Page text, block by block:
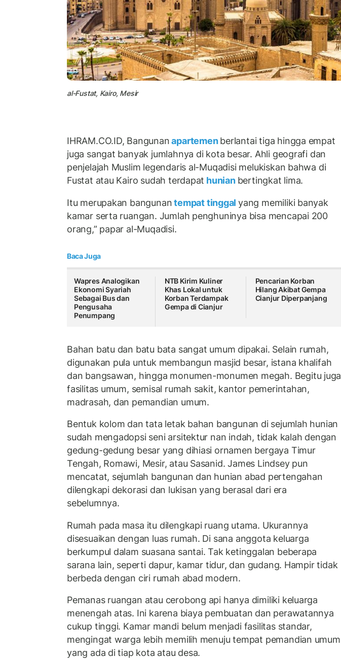
al-Fustat, Kairo, Mesir
IHRAM.CO.ID, Bangunanapartemenberlantai tiga hingga empat
juga sangat banyak jumlahnya di kota besar. Ahli geografi dan
penjelajah Muslim legendaris al-Muqadisi melukiskan bahwa di
Fustat atau Kairo sudah terdapat hunian bertingkat lima.
Itu merupakan bangunantempat tinggalyang memiliki banyak
kamar serta ruangan. Jumlah penghuninya bisa mencapai 200
orang,” papar al-Muqadisi.
Baca Juga
Wapres Analogikan
Ekonomi Syariah
Sebagai Bus dan
Pengusaha
Penumpang
NTB Kirim Kuliner
Khas Lokal untuk
Korban Terdampak
Gempa di Cianjur
Pencarian Korban
Hilang Akibat Gempa
Cianjur Diperpanjang
Bahan batu dan batu bata sangat umum dipakai. Selain rumah,
digunakan pula untuk membangun masjid besar, istana khalifah
dan bangsawan, hingga monumen-monumen megah. Begitu juga
fasilitas umum, semisal rumah sakit, kantor pemerintahan,
madrasah, dan pemandian umum.
Bentuk kolom dan tata letak bahan bangunan di sejumlah hunian
sudah mengadopsi seni arsitektur nan indah, tidak kalah dengan
gedung-gedung besar yang dihiasi ornamen bergaya Timur
Tengah, Romawi, Mesir, atau Sasanid. James Lindsey pun
mencatat, sejumlah bangunan dan hunian abad pertengahan
dilengkapi dekorasi dan lukisan yang berasal dari era
sebelumnya.
Rumah pada masa itu dilengkapi ruang utama. Ukurannya
disesuaikan dengan luas rumah. Di sana anggota keluarga
berkumpul dalam suasana santai. Tak ketinggalan beberapa
sarana lain, seperti dapur, kamar tidur, dan gudang. Hampir tidak
berbeda dengan ciri rumah abad modern.
Pemanas ruangan atau cerobong api hanya dimiliki keluarga
menengah atas. Ini karena biaya pembuatan dan perawatannya
cukup tinggi. Kamar mandi belum menjadi fasilitas standar,
mengingat warga lebih memilih menuju tempat pemandian umum
yang ada di tiap kota atau desa.